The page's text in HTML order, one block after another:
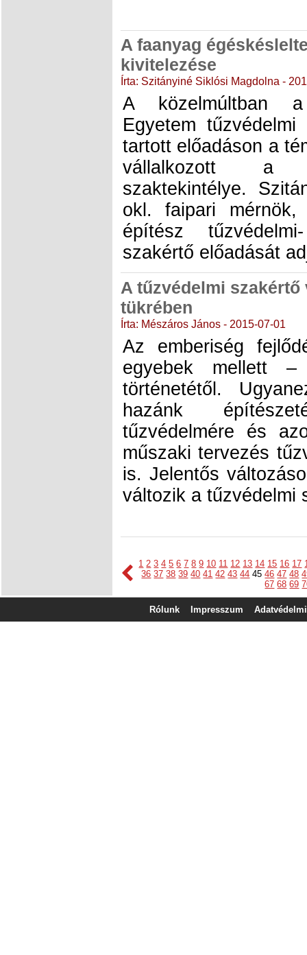
A faanyag
kivitelezése
Írta: Szitányiné Siklósi Magdolna -
A közelmúltban
Egyetem
tartott előadáson a
vállalkozott a
szaktekintélye.
okl. faipari
építész
szakértő előadását
A tűzvédelmi szakértő
tükrében
Írta: Mészáros János - 2015-07-01
Az emberiség
egyebek mellett
történetétől.
hazánk
tűzvédelmére és
műszaki tervezés
is. Jelentős
változik a tűzvédelmi
1 2 3 4 5 6 7 8 9 10 11 12 13 14 15 16 17
36 37 38 39 40 41 42 43 44 45 46 47 48
67 68 69
Rólunk Impresszum